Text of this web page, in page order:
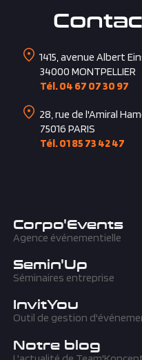
1415, avenue Albert
34000 MONTPELLIER
Tél. 04 67 07 30 97
28, rue de l'Amiral
75016 PARIS
Tél. 01 85 73 42 47
Corpo'Events
Agence événementielle
Semin'Up
Séminaires entreprise
InvitYou
Outil de gestion
Notre blog